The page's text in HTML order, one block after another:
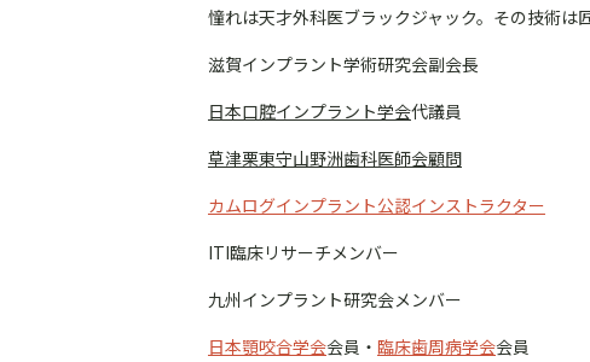
憧れは天才外科医ブラックジャック。その技術は
滋賀インプラント学術研究会副会長
日本口腔インプラント学会代議員
草津栗東守山野洲歯科医師会顧問
カムログインプラント公認インストラクター
ITI臨床リサーチメンバー
九州インプラント研究会メンバー
日本顎咬合学会会員・ 臨床歯周病学会会員